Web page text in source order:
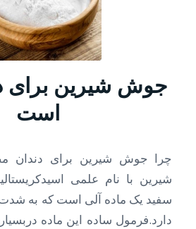
جوش شیرین برای
است
چرا جوش شیرین برای
شیرین با نام علمی
سفید یک ماده آلی است که به
دارد.فرمول ساده این ماده